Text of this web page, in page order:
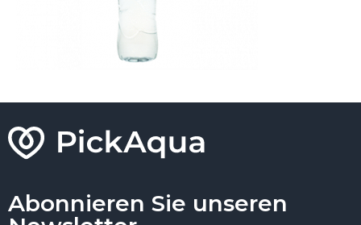
Abonnieren Sie unseren